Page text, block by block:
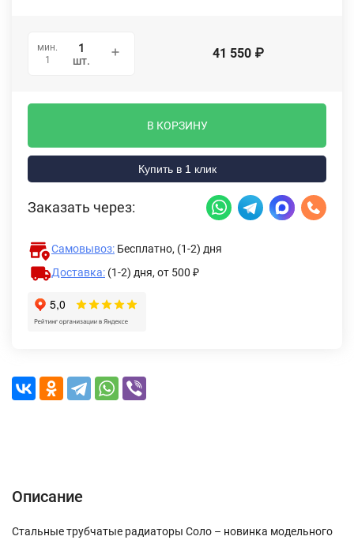
мин.
1
шт. 41 550 ₽
В КОРЗИНУ
Купить в 1 клик
Заказать через:
Самовывоз: Бесплатно, (1-2) дня
Доставка: (1-2) дня, от 500 ₽
Описание
Стальные трубчатые радиаторы Соло – новинка модельного